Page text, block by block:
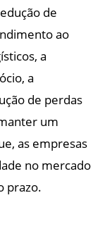
de
ao
a
a
de perdas
um
as empresas
no mercado
prazo.